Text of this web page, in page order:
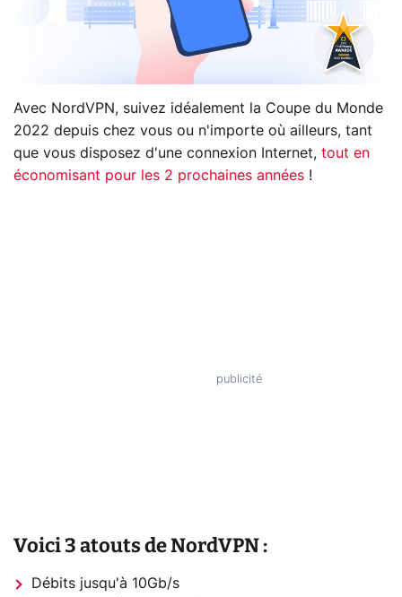
Avec NordVPN, suivez idéalement la Coupe du Monde
2022 depuis chez vous ou n'importe où ailleurs, tant
que vous disposez d'une connexion Internet, tout en
économisant pour les 2 prochaines années !
Voici 3 atouts de NordVPN :
Débits jusqu'à 10Gb/s